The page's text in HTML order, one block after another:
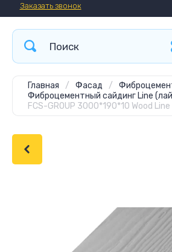
Заказать звонок
Главная / Фасад /
Фиброцементный сайдинг Line
FCS-GROUP 3000*190*10 Wood